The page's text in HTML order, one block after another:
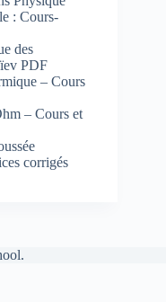
: Cours-
des
PDF
– Cours
– Cours et
corrigés